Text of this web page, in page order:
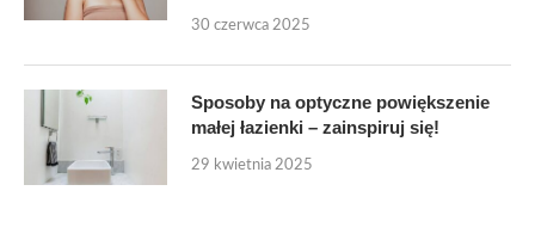
30 czerwca 2025
Sposoby na optyczne powiększenie
małej łazienki – zainspiruj się!
29 kwietnia 2025